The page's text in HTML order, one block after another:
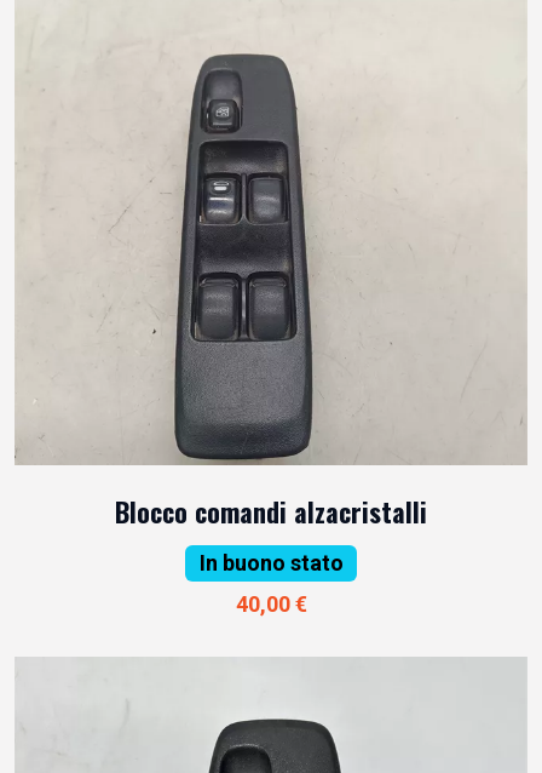
Blocco comandi alzacristalli
In buono stato
40,00 €